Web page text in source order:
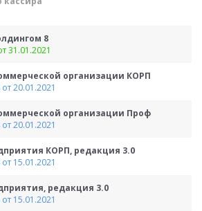
8
31.01.2021
организации КОРП
20.01.2021
организации Проф
20.01.2021
КОРП, редакция 3.0
15.01.2021
редакция 3.0
15.01.2021